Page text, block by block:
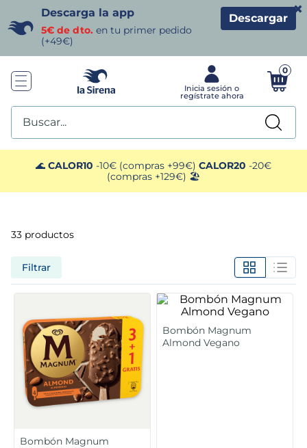
Descarga la app
5€ de dto. en tu primer pedido
(+49€)
Descargar
×
0
Buscar...
🌊 CALOR10 -10€ (compras +99€) CALOR20 -20€
(compras +129€) 🏖️
33 productos
Filtrar
Bombón Magnum
Bombón Magnum
Almond Vegano
TÉRMINOS MÁS BUSCADOS
1. helados sirena
2. gambas
patatas
verduras
croquetas
canelones